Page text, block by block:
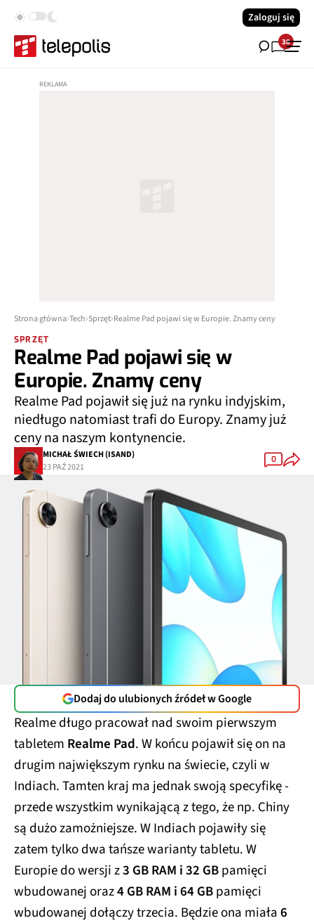
Zaloguj się
38
Strona główna Tech Sprzęt Realme Pad pojawi się w Europie. Znamy ceny
SPRZĘT
Realme Pad pojawi się w
Europie. Znamy ceny
Realme Pad pojawił się już na rynku indyjskim,
niedługo natomiast trafi do Europy. Znamy już
ceny na naszym kontynencie.
MICHAŁ ŚWIECH (ISAND)
23 PAŹ 2021
0
Dodaj do ulubionych źródeł w Google
Realme długo pracował nad swoim pierwszym
tabletem Realme Pad. W końcu pojawił się on na
drugim największym rynku na świecie, czyli w
Indiach. Tamten kraj ma jednak swoją specyfikę -
przede wszystkim wynikającą z tego, że np. Chiny
są dużo zamożniejsze. W Indiach pojawiły się
zatem tylko dwa tańsze warianty tabletu. W
Europie do wersji z3 GB RAM i 32 GBpamięci
wbudowanej oraz4 GB RAM i 64 GBpamięci
wbudowanej dołączy trzecia. Będzie ona miała6